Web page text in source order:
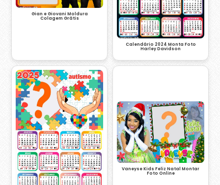
Gian e Giovani Moldura
Colagem Grátis
Calendário 2024 Monta Foto
Harley Davidson
Vaneyse Kids Feliz Natal Montar
Foto Online